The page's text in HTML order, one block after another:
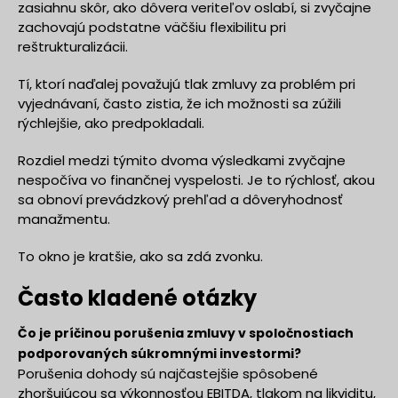
zasiahnu skôr, ako dôvera veriteľov oslabí, si zvyčajne
zachovajú podstatne väčšiu flexibilitu pri
reštrukturalizácii.
Tí, ktorí naďalej považujú tlak zmluvy za problém pri
vyjednávaní, často zistia, že ich možnosti sa zúžili
rýchlejšie, ako predpokladali.
Rozdiel medzi týmito dvoma výsledkami zvyčajne
nespočíva vo finančnej vyspelosti. Je to rýchlosť, akou
sa obnoví prevádzkový prehľad a dôveryhodnosť
manažmentu.
To okno je kratšie, ako sa zdá zvonku.
Často kladené otázky
Čo je príčinou porušenia zmluvy v spoločnostiach
podporovaných súkromnými investormi?
Porušenia dohody sú najčastejšie spôsobené
zhoršujúcou sa výkonnosťou EBITDA, tlakom na likviditu,